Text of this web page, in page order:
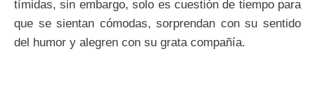
tímidas, sin embargo, solo es cuestión de tiempo para
que se sientan cómodas, sorprendan con su sentido
del humor y alegren con su grata compañía.